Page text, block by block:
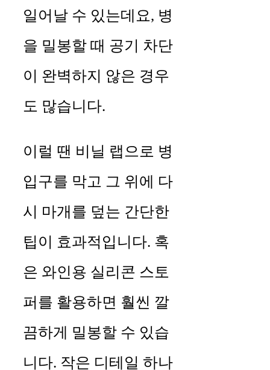
일어날 수 있는데요, 병
을 밀봉할 때 공기 차단
이 완벽하지 않은 경우
도 많습니다.
이럴 땐 비닐 랩으로 병
입구를 막고 그 위에 다
시 마개를 덮는 간단한
팁이 효과적입니다. 혹
은 와인용 실리콘 스토
퍼를 활용하면 훨씬 깔
끔하게 밀봉할 수 있습
니다. 작은 디테일 하나